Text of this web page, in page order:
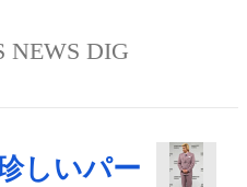
NEWS DIG
しいパー